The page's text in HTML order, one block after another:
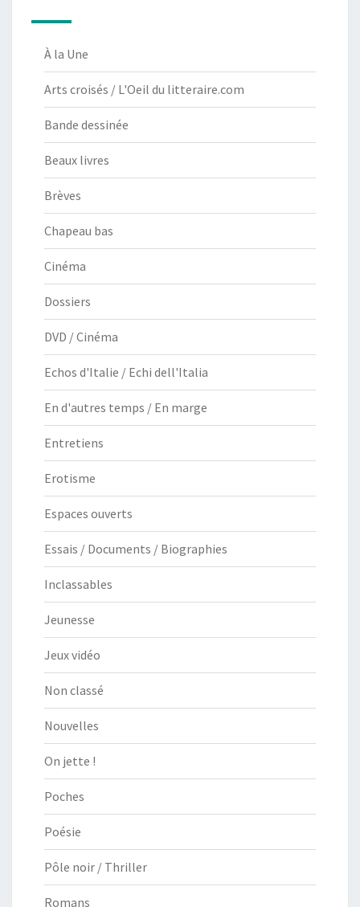
À la Une
Arts croisés / L'Oeil du litteraire.com
Bande dessinée
Beaux livres
Brèves
Chapeau bas
Cinéma
Dossiers
DVD / Cinéma
Echos d'Italie / Echi dell'Italia
En d'autres temps / En marge
Entretiens
Erotisme
Espaces ouverts
Essais / Documents / Biographies
Inclassables
Jeunesse
Jeux vidéo
Non classé
Nouvelles
On jette !
Poches
Poésie
Pôle noir / Thriller
Romans